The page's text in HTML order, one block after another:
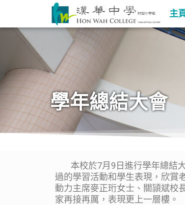
主
學年總結大會
本校於7月9日進行學年總結大
過的學習活動和學生表現，欣賞
動力主席麥正珩女士、關頴斌校
家再接再厲，表現更上一層樓。